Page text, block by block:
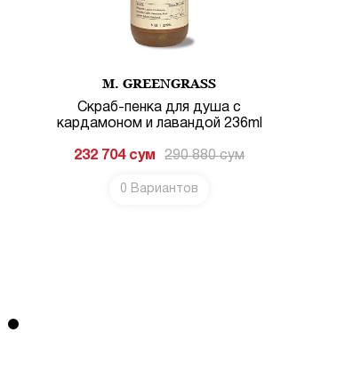
M. GREENGRASS
Скраб-пенка для душа с
кардамоном и лавандой 236ml
232 704сум 290 880сум
0 Вариантов